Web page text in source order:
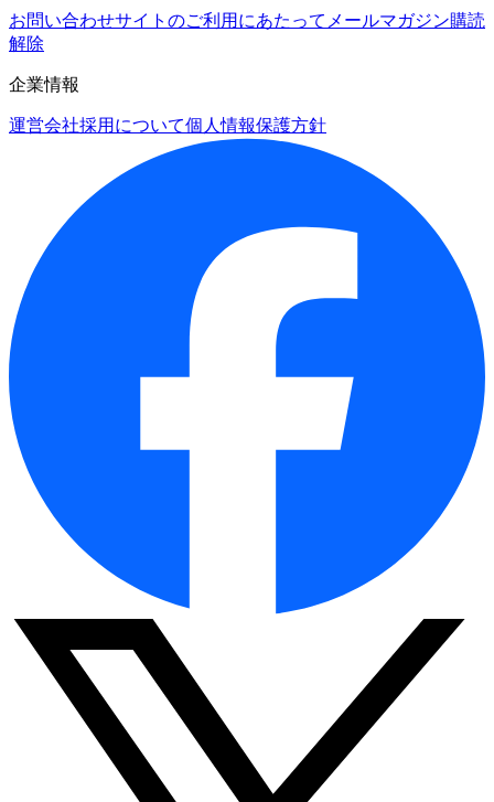
お問い合わせサイトのご利用にあたって メールマガジン購読
解除
企業情報
運営会社採用について個人情報保護方針